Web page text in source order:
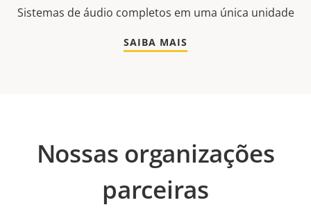
Sistemas de áudio completos em uma única unidade
SAIBA MAIS
Nossas organizações
parceiras